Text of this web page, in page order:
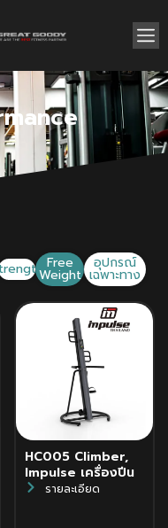
Free
Weight
อุปกรณ์
เฉพาะทาง
HC005 Climber,
Impulse เครื่องปีน
รายละเอียด